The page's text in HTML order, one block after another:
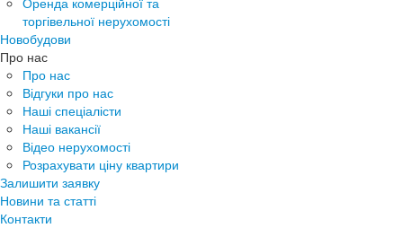
торгівельної нерухомості
Новобудови
Про нас
Про нас
Відгуки про нас
Наші спеціалісти
Наші вакансії
Відео нерухомості
Розрахувати ціну квартири
Залишити заявку
Новини та статті
Контакти